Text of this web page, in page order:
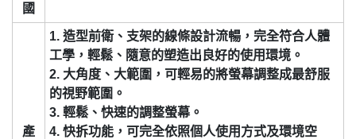
國
產
1. 造型前衛、支架的線條設計流暢，完全符合人體
工學，輕鬆、隨意的塑造出良好的使用環境。
2. 大角度、大範圍，可輕易的將螢幕調整成最舒服
的視野範圍。
3. 輕鬆、快速的調整螢幕。
4. 快拆功能，可完全依照個人使用方式及環境空